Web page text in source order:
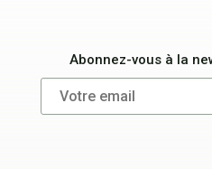
Abonnez-vous à la